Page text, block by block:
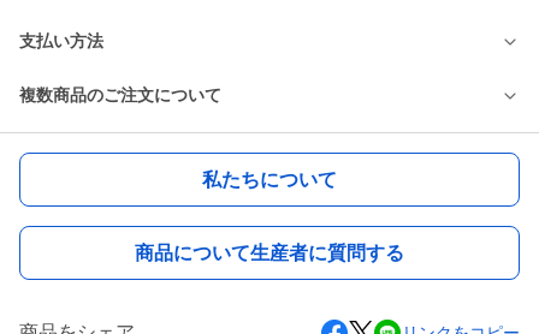
支払い方法
複数商品のご注文について
私たちについて
商品について生産者に質問する